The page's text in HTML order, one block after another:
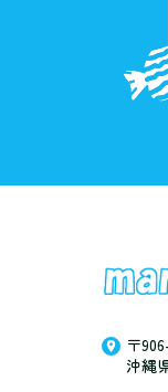
〒
沖縄